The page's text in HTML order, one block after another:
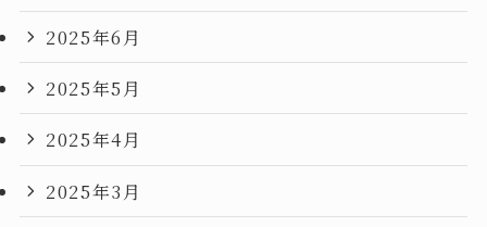
2025年6月
2025年5月
2025年4月
2025年3月